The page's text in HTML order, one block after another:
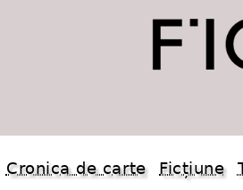
Cronica de carte Ficțiune